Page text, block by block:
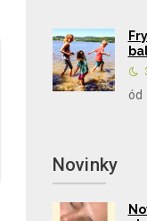
ód
Novinky